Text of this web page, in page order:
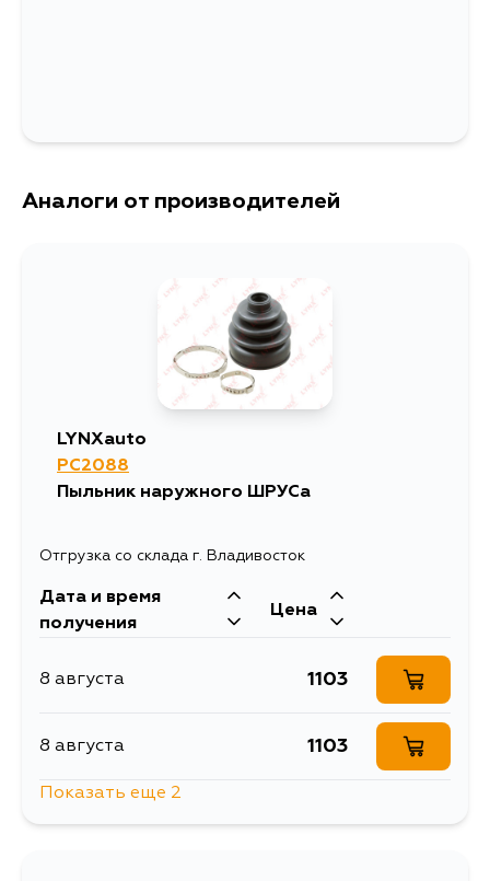
Аналоги от производителей
LYNXauto
PC2088
Пыльник наружного ШРУСа
Отгрузка со склада г. Владивосток
Дата и время
получения
Цена
8 августа 1103
8 августа 1103
Показать еще 2